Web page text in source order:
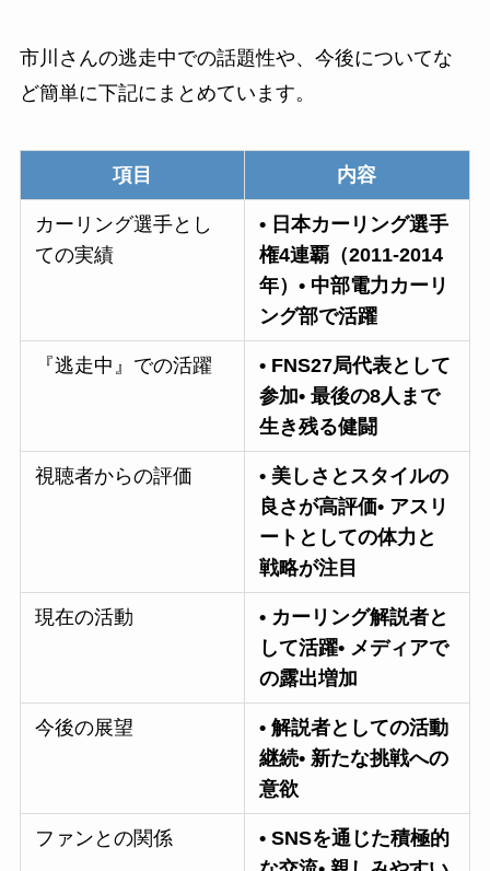
市川さんの逃走中での話題性や、今後についてな
ど簡単に下記にまとめています。
項目 内容
カーリング選手とし
ての実績
• 日本カーリング選手
権4連覇（2011-2014
年）• 中部電力カーリ
ング部で活躍
『逃走中』での活躍
• FNS27局代表として
参加• 最後の8人まで
生き残る健闘
視聴者からの評価
• 美しさとスタイルの
良さが高評価• アスリ
ートとしての体力と
戦略が注目
現在の活動
• カーリング解説者と
して活躍• メディアで
の露出増加
今後の展望
• 解説者としての活動
継続• 新たな挑戦への
意欲
ファンとの関係
• SNSを通じた積極的